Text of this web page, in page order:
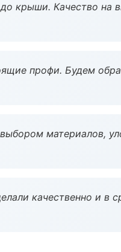
крыши. Качество на
профи. Будем
материалов,
качественно и в